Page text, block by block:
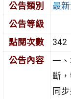
公告類別
最
公告等級
點閱次數
342
公告內容
一
斷
同